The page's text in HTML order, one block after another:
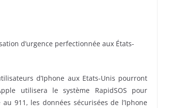
d’urgence perfectionnée aux États-
d’Iphone aux Etats-Unis pourront
utilisera le système RapidSOS pour
911, les données sécurisées de l’Iphone